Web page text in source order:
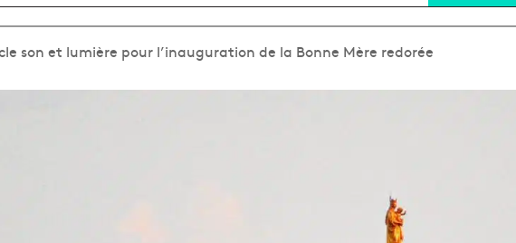
son et lumière pour l’inauguration de la Bonne Mère redorée